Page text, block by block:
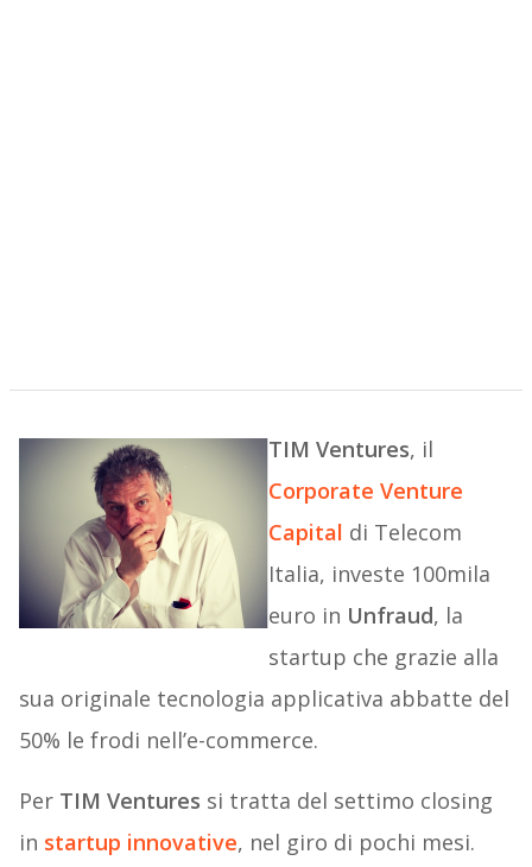
TIM Ventures, il
Corporate Venture
Capital di Telecom
Italia, investe 100mila
euro in Unfraud, la
startup che grazie alla
sua originale tecnologia applicativa abbatte del
50% le frodi nell’e-commerce.
Per TIM Ventures si tratta del settimo closing
in startup innovative, nel giro di pochi mesi.